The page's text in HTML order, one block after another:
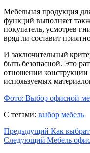
Мебельная продукция
функций выполняет
покупатель, усмотрев
вряд ли составит
И заключительный
быть безопасной. Это
отношении конструкции
используемых
Фото: Выбор офисной
С тегами: выбор мебель
Предыдущий Как
Следующий Мебель